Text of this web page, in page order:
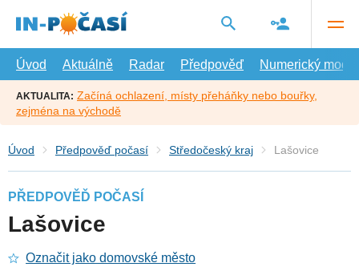
hlavní
Úvod
Aktuálně Radar Předpověď Numerický model
AKTUALITA: Začíná ochlazení, místy přeháňky nebo bouřky,
zejména na východě
Úvod Předpověď počasí Středočeský kraj Lašovice
PŘEDPOVĚĎ POČASÍ
Lašovice
Označit jako domovské město